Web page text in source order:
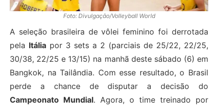
Foto: Divulgação/Volleyball World
A seleção brasileira de vôlei feminino foi derrotada
pela Itália por 3 sets a 2 (parciais de 25/22, 22/25,
30/38, 22/25 e 13/15) na manhã deste sábado (6) em
Bangkok, na Tailândia. Com esse resultado, o Brasil
perde a chance de disputar a decisão do
Campeonato Mundial. Agora, o time treinado por